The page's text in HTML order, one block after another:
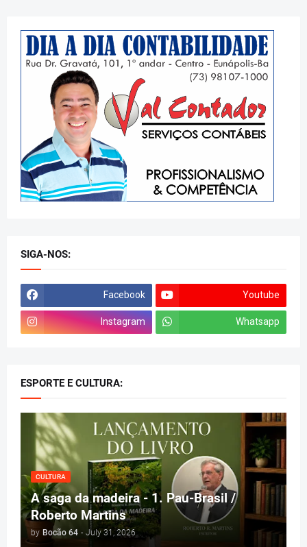
SIGA-NOS:
Facebook Youtube
Instagram Whatsapp
ESPORTE E CULTURA:
CULTURA
A saga da madeira - 1. Pau-Brasil /
Roberto Martins
by Bocão 64 - July 31, 2026